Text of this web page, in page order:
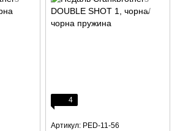
4
Артикул: PED-11-56